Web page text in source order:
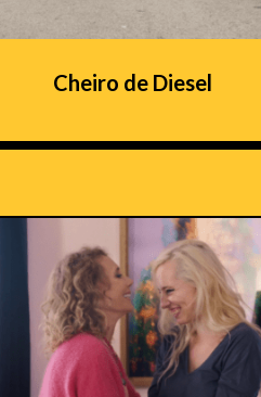
Cheiro de Diesel